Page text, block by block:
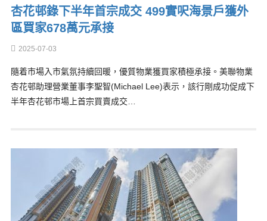
杏花邨錄下半年首宗成交 499實呎海景戶獲外
區買家678萬元承接
2025-07-03
隨着市場入市氣氛持續回暖，優質物業獲買家積極承接。美聯物業
杏花邨助理營業董事李聖智(Michael Lee)表示，該行剛成功促成下
半年杏花邨市場上首宗買賣成交…